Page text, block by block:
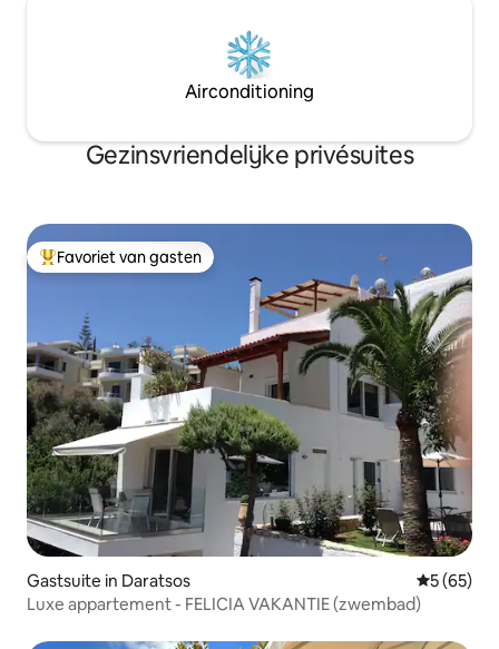
Airconditioning
Gezinsvriendelijke privésuites
Topfavoriet van gasten
Favoriet van gasten
Gastsuite in Daratsos
5 (65)
Luxe appartement - FELICIA VAKANTIE (zwembad)